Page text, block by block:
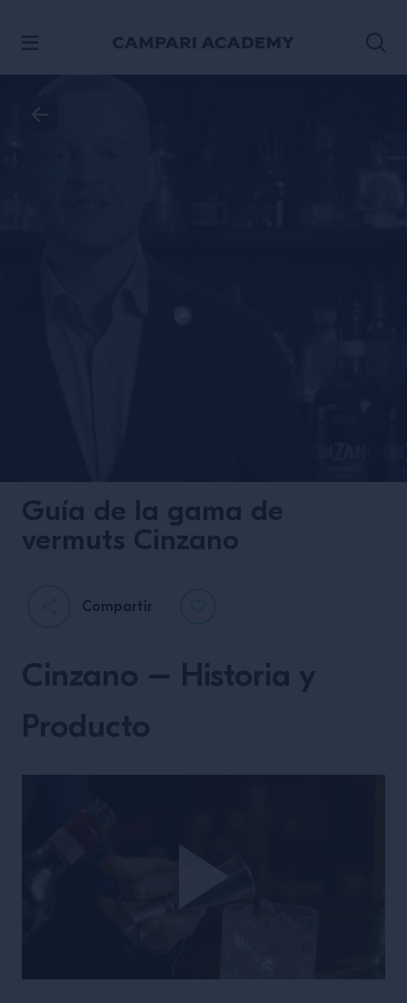
Guía de la gama de
vermuts Cinzano
Compartir
Cinzano – Historia y
Producto